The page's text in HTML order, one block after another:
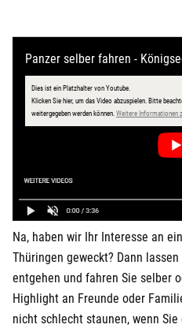
Panzer selber fahren -
Dies ist ein Platzhalter von Youtube.
Klicken Sie hier, um das Video abzuspielen. Bitte
weitergegeben werden können. Weitere Informationen
Na, haben wir Ihr Interesse an
Thüringen geweckt? Dann
entgehen und fahren Sie selber
Highlight an Freunde oder
nicht schlecht staunen, wenn